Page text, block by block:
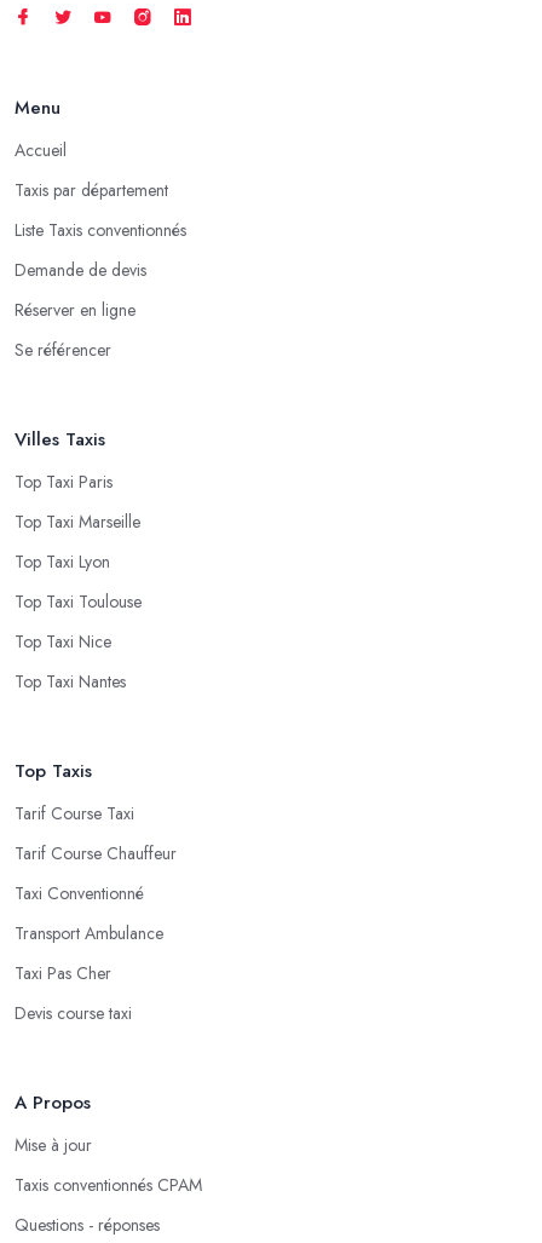
Menu
Accueil
Taxis par département
Liste Taxis conventionnés
Demande de devis
Réserver en ligne
Se référencer
Villes Taxis
Top Taxi Paris
Top Taxi Marseille
Top Taxi Lyon
Top Taxi Toulouse
Top Taxi Nice
Top Taxi Nantes
Top Taxis
Tarif Course Taxi
Tarif Course Chauffeur
Taxi Conventionné
Transport Ambulance
Taxi Pas Cher
Devis course taxi
A Propos
Mise à jour
Taxis conventionnés CPAM
Questions - réponses